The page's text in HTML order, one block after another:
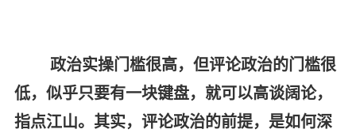
政治实操门槛很高，但评论政治的门槛很
低，似乎只要有一块键盘，就可以高谈阔论，
指点江山。其实，评论政治的前提，是如何深